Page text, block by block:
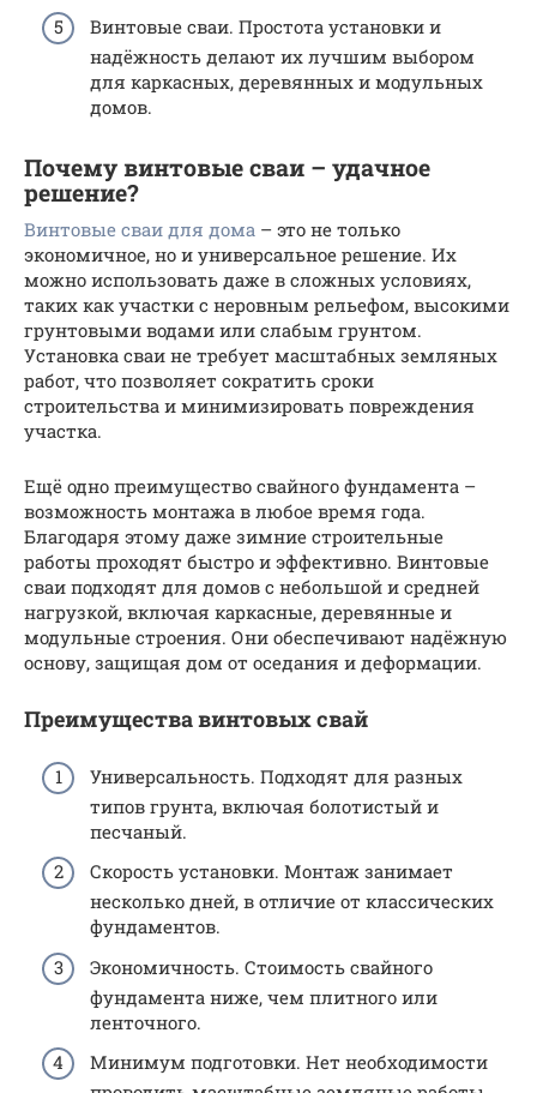
Винтовые сваи. Простота установки и
надёжность делают их лучшим выбором
для каркасных, деревянных и модульных
домов.
Почему винтовые сваи – удачное
решение?
Винтовые сваи для дома – это не только
экономичное, но и универсальное решение. Их
можно использовать даже в сложных условиях,
таких как участки с неровным рельефом, высокими
грунтовыми водами или слабым грунтом.
Установка сваи не требует масштабных земляных
работ, что позволяет сократить сроки
строительства и минимизировать повреждения
участка.
Ещё одно преимущество свайного фундамента –
возможность монтажа в любое время года.
Благодаря этому даже зимние строительные
работы проходят быстро и эффективно. Винтовые
сваи подходят для домов с небольшой и средней
нагрузкой, включая каркасные, деревянные и
модульные строения. Они обеспечивают надёжную
основу, защищая дом от оседания и деформации.
Преимущества винтовых свай
Универсальность. Подходят для разных
типов грунта, включая болотистый и
песчаный.
Скорость установки. Монтаж занимает
несколько дней, в отличие от классических
фундаментов.
Экономичность. Стоимость свайного
фундамента ниже, чем плитного или
ленточного.
Минимум подготовки. Нет необходимости